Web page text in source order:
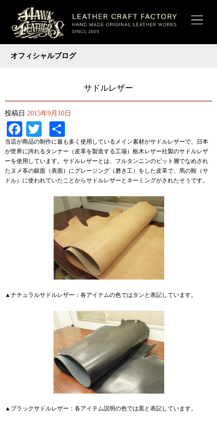
オフィシャルブログ
サドルレザー
投稿日 2015年9月10日
Facebook
Twitter
有
当店が商品の制作に最も多く使用しているメイン素材がサドルレザーで、日本
が世界に誇れるタンナー（皮革を製造する工場）栃木レザー社製のサドルレザ
ーを使用しています。サドルレザーとは、フルタンニンのピット層でなめされ
たヌメ革の銀面（表面）にグレージング（磨き工）をした皮革で、馬の鞍（サ
ドル）に使われていたことからサドルレザーとネーミングがされたそうです。
▲ナチュラルサドルレザー：各アイテムの色ではタンと表記しています。
▲ブラックサドルレザー：各アイテム説明の色では黒と表記しています。